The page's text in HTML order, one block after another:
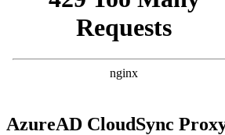
AzureAD CloudSync